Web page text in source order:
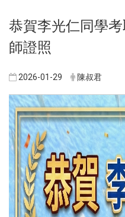
恭賀李光仁同學
師證照
2026-01-29 陳叔君